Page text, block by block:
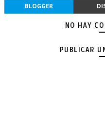
BLOGGER
NO HAY
PUBLICAR